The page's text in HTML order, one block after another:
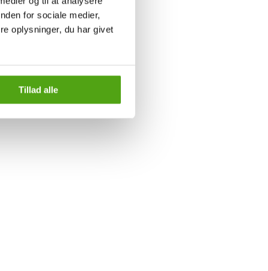
for sociale medier,
oplysninger, du har givet
Tillad alle